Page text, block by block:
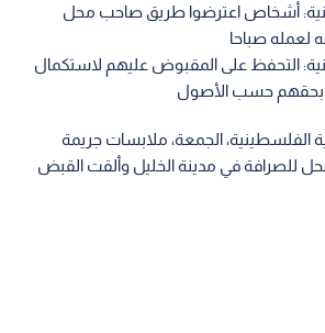
أشخاص اعترضوا طريق صاحب محل
لعمله صباحا
التحفظ على المقبوض عليهم لاستكمال
بحقهم حسب الأصول
الفلسطينية، الجمعة، ملابسات جريمة
في مدينة الخليل وألقت القبض